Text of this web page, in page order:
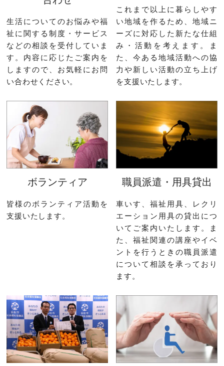
生活についてのお悩みや福
祉に関する制度・サービス
などの相談を受付していま
す。内容に応じたご案内を
しますので、お気軽にお問
い合わせください。
これまで以上に暮らしやす
い地域を作るため、地域ニ
ーズに対応した新たな仕組
み・活動を考えます。ま
た、今ある地域活動への協
力や新しい活動の立ち上げ
を支援いたします。
ボランティア
皆様のボランティア活動を
支援いたします。
職員派遣・用具貸出
車いす、福祉用具、レクリ
エーション用具の貸出につ
いてご案内いたします。ま
た、福祉関連の講座やイベ
ントを行うときの職員派遣
について相談を承っており
ます。